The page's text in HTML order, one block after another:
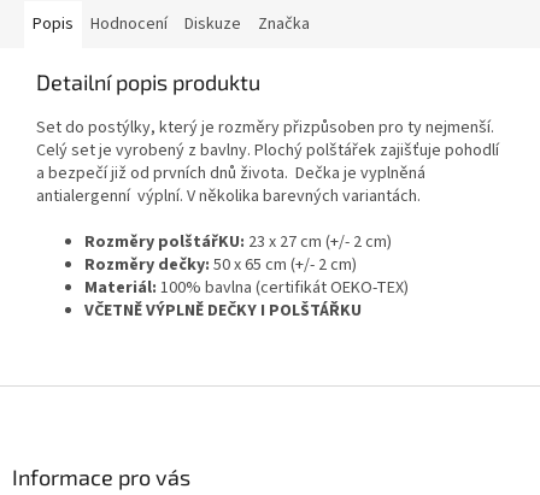
Popis Hodnocení Diskuze Značka
Detailní popis produktu
Set do postýlky, který je rozměry přizpůsoben pro ty nejmenší.
Celý set je vyrobený z bavlny. Plochý polštářek zajišťuje pohodlí
a bezpečí již od prvních dnů života. Dečka je vyplněná
antialergenní výplní. V několika barevných variantách.
Rozměry polštářKU: 23 x 27 cm (+/- 2 cm)
Rozměry dečky: 50 x 65 cm (+/- 2 cm)
Materiál: 100% bavlna (certifikát OEKO-TEX)
VČETNĚ VÝPLNĚ DEČKY I POLŠTÁŘKU
Informace pro vás